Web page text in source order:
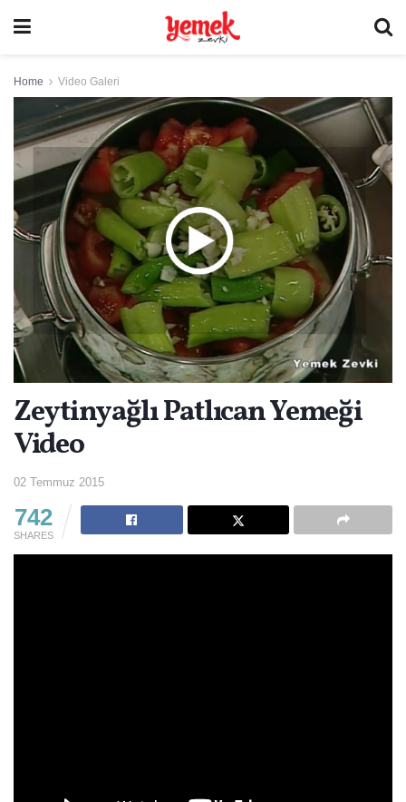
Home Video Galeri
Zeytinyağlı Patlıcan Yemeği
Video
02 Temmuz 2015
742
SHARES